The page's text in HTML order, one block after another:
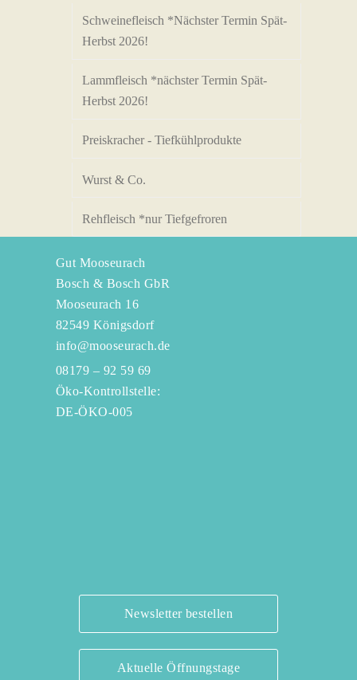
Schweinefleisch *Nächster Termin Spät-
Herbst 2026!
Lammfleisch *nächster Termin Spät-
Herbst 2026!
Preiskracher - Tiefkühlprodukte
Wurst & Co.
Rehfleisch *nur Tiefgefroren
Gut Mooseurach
Bosch & Bosch GbR
Mooseurach 16
82549 Königsdorf
info@mooseurach.de
08179 – 92 59 69
Öko-Kontrollstelle:
DE-ÖKO-005
Newsletter bestellen
Aktuelle Öffnungstage